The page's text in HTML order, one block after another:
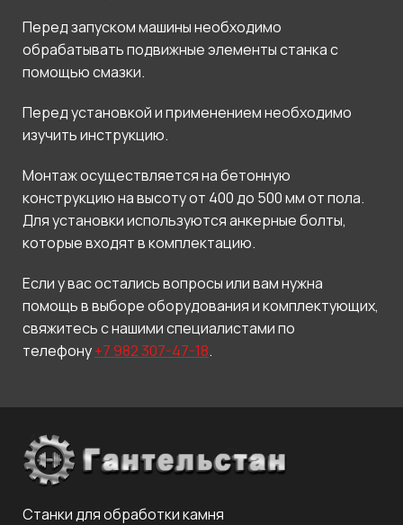
Перед запуском машины необходимо
обрабатывать подвижные элементы станка с
помощью смазки.
Перед установкой и применением необходимо
изучить инструкцию.
Монтаж осуществляется на бетонную
конструкцию на высоту от 400 до 500 мм от пола.
Для установки используются анкерные болты,
которые входят в комплектацию.
Если у вас остались вопросы или вам нужна
помощь в выборе оборудования и комплектующих,
свяжитесь с нашими специалистами по
телефону+7 982 307-47-18.
Станки для обработки камня